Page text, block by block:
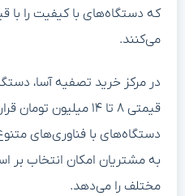
که دستگاه‌های با کیفیت‌ را
می‌کنند.
در مرکز خرید تصفیه آسا،
قیمتی ۸ تا ۱۴ میلیون
دستگاه‌های با فناوری‌های
به مشتریان امکان انتخاب بر
مختلف را می‌دهد.